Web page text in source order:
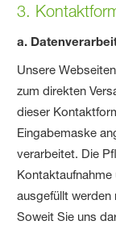
3.
a.
Unsere
zum direkten
dieser
Eingabemaske
verarbeitet. Die
ausgefüllt werden
Soweit Sie uns